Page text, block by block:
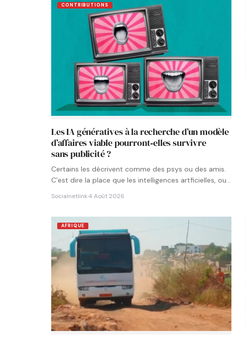
CONTRIBUTIONS
Les IA génératives à la recherche d’un modèle
d’affaires viable pourront‑elles survivre
sans publicité ?
Certains les décrivent comme des psys ou des amis.
C’est dire la place que les intelligences artficielles, ou…
Socialnetlink·4 Août 2026
AFRIQUE